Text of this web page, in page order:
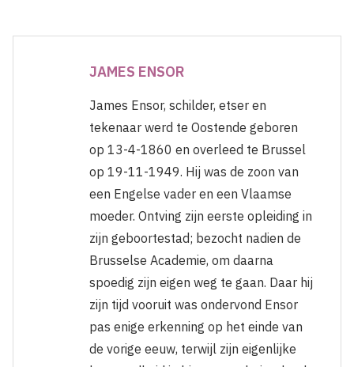
JAMES ENSOR
James Ensor, schilder, etser en
tekenaar werd te Oostende geboren
op 13-4-1860 en overleed te Brussel
op 19-11-1949. Hij was de zoon van
een Engelse vader en een Vlaamse
moeder. Ontving zijn eerste opleiding in
zijn geboortestad; bezocht nadien de
Brusselse Academie, om daarna
spoedig zijn eigen weg te gaan. Daar hij
zijn tijd vooruit was ondervond Ensor
pas enige erkenning op het einde van
de vorige eeuw, terwijl zijn eigenlijke